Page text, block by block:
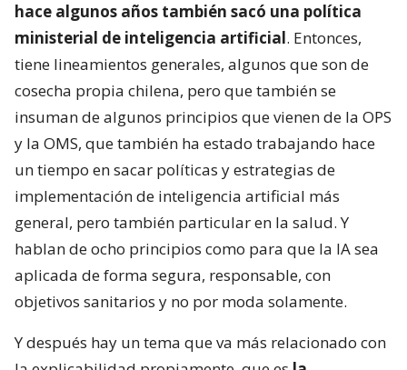
hace algunos años también sacó una política
ministerial de inteligencia artificial. Entonces,
tiene lineamientos generales, algunos que son de
cosecha propia chilena, pero que también se
insuman de algunos principios que vienen de la OPS
y la OMS, que también ha estado trabajando hace
un tiempo en sacar políticas y estrategias de
implementación de inteligencia artificial más
general, pero también particular en la salud. Y
hablan de ocho principios como para que la IA sea
aplicada de forma segura, responsable, con
objetivos sanitarios y no por moda solamente.
Y después hay un tema que va más relacionado con